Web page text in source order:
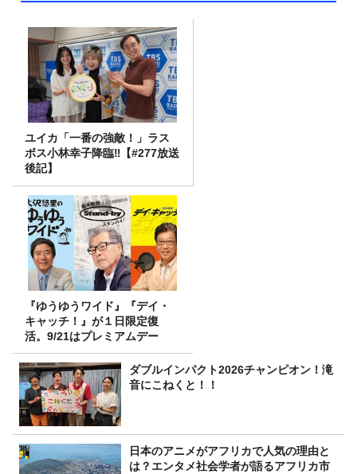
ユイカ「一番の強敵！」ラス
ボス小林幸子降臨‼【#277放送
後記】
『ゆうゆうワイド』『デイ・
キャッチ！』が１日限定復
活。9/21はプレミアムデー
ダブルインパクト2026チャンピオン！滝
音にこねくと！！
日本のアニメがアフリカで人気の理由と
は？エンタメ社会学者が語るアフリカ市